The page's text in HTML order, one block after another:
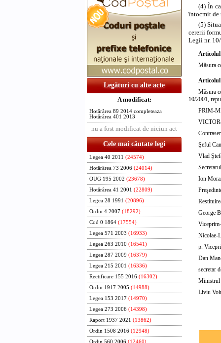
Legături cu alte acte
A modificat:
Hotărârea 89 2014 completeaza
Hotărârea 401 2013
nu a fost modificat de niciun act
Cele mai căutate legi
Legea 40 2011 (24574)
Hotărârea 73 2006 (24014)
OUG 195 2002 (23678)
Hotărârea 41 2001 (22809)
Legea 28 1991 (20896)
Ordin 4 2007 (18292)
Cod 0 1864 (17554)
Legea 571 2003 (16933)
Legea 263 2010 (16541)
Legea 287 2009 (16379)
Legea 215 2001 (16336)
Rectificare 155 2016 (16302)
Ordin 1917 2005 (14988)
Legea 153 2017 (14970)
Legea 273 2006 (14398)
Raport 1937 2021 (13862)
Ordin 1508 2016 (12948)
Ordin 560 2006 (12460)
(4) În
întocmit de
(5)
cererii
Legii nr.
Articolul
Măsura
Articolul
Măsura
10/2001,
PRIM-
Şeful
Vlad
Ion
George
Nicolae-
p.
Dan
secretar
Ministrul
Liviu